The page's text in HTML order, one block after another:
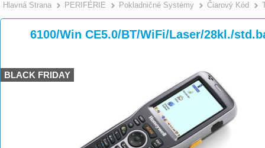
Hlavná Strana >
PERIFÉRIE >
Pokladničné Systémy Čiarový Kód
6100/Win CE5.0/BT/WiFi/Laser/28kl./
BLACK FRIDAY